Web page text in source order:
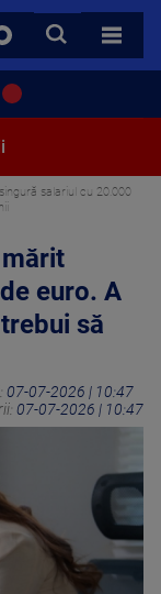
CAUTA
TOATE
salariul cu 20.000
euro. A
să
07-07-2026 | 10:47
07-07-2026 | 10:47